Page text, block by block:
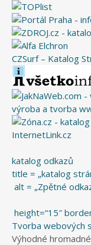
CZSurf – Katalog
InternetLink.cz
katalog odkazů
title = „katalog
alt = „Zpětné
height=“15″
Tvorba webových
Výhodné hromadné